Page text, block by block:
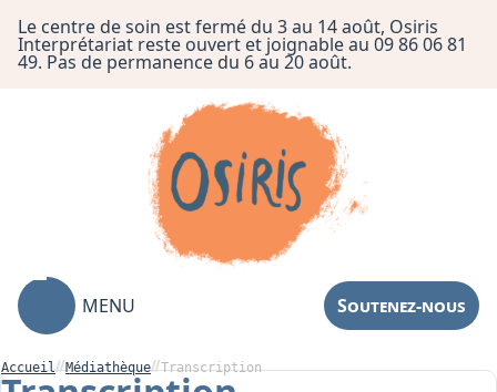
Le centre de soin est fermé du 3 au 14 août, Osiris
Interprétariat reste ouvert et joignable au 09 86 06 81
49. Pas de permanence du 6 au 20 août.
MENU Soutenez-nous
Accueil Médiathèque Transcription